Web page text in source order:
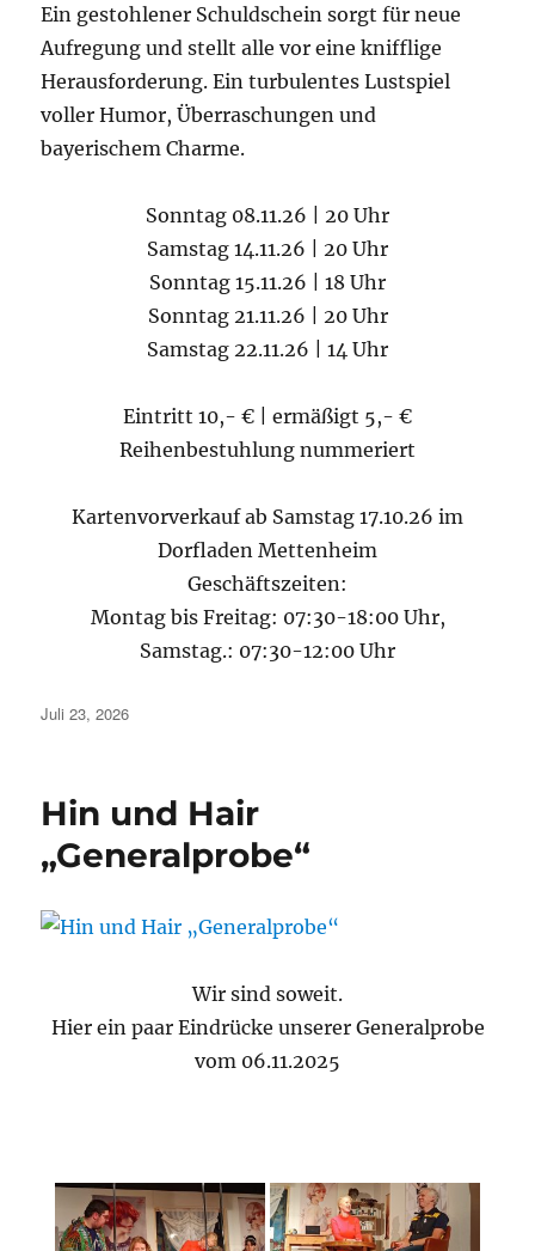
Ein gestohlener Schuldschein sorgt für neue
Aufregung und stellt alle vor eine knifflige
Herausforderung. Ein turbulentes Lustspiel
voller Humor, Überraschungen und
bayerischem Charme.
Sonntag 08.11.26 | 20 Uhr
Samstag 14.11.26 | 20 Uhr
Sonntag 15.11.26 | 18 Uhr
Sonntag 21.11.26 | 20 Uhr
Samstag 22.11.26 | 14 Uhr
Eintritt 10,- € | ermäßigt 5,- €
Reihenbestuhlung nummeriert
Kartenvorverkauf ab Samstag 17.10.26 im
Dorfladen Mettenheim
Geschäftszeiten:
Montag bis Freitag: 07:30-18:00 Uhr,
Samstag.: 07:30-12:00 Uhr
Veröffentlicht
Juli 23, 2026
Hin und Hair
„Generalprobe“
Wir sind soweit.
Hier ein paar Eindrücke unserer Generalprobe
vom 06.11.2025